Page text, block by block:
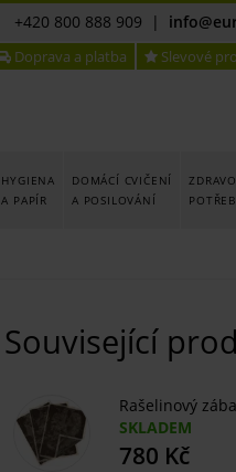
+420 800 888 909 |
Doprava a platba Slevové
HYGIENA
A PAPÍR
DOMÁCÍ CVIČENÍ
A POSILOVÁNÍ
Související
Rašelinový
SKLADEM
780 Kč